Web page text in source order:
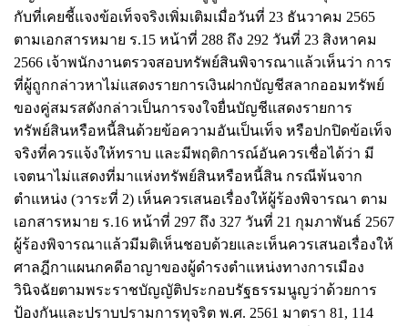
กับที่เคยชี้แจงข้อเท็จจริงเพิ่มเติมเมื่อวันที่ 23 ธันวาคม 2565
ตามเอกสารหมาย ร.15 หน้าที่ 288 ถึง 292 วันที่ 23 สิงหาคม
2566 เจ้าพนักงานตรวจสอบทรัพย์สินพิจารณาแล้วเห็นว่า การ
ที่ผู้ถูกกล่าวหาไม่แสดงรายการเงินฝากบัญชีสลากออมทรัพย์
ของคู่สมรสดังกล่าวเป็นการจงใจยื่นบัญชีแสดงรายการ
ทรัพย์สินหรือหนี้สินด้วยข้อความอันเป็นเท็จ หรือปกปิดข้อเท็จ
จริงที่ควรแจ้งให้ทราบ และมีพฤติการณ์อันควรเชื่อได้ว่า มี
เจตนาไม่แสดงที่มาแห่งทรัพย์สินหรือหนี้สิน กรณีพ้นจาก
ตำแหน่ง (วาระที่ 2) เห็นควรเสนอเรื่องให้ผู้ร้องพิจารณา ตาม
เอกสารหมาย ร.16 หน้าที่ 297 ถึง 327 วันที่ 21 กุมภาพันธ์ 2567
ผู้ร้องพิจารณาแล้วมีมติเห็นชอบด้วยและเห็นควรเสนอเรื่องให้
ศาลฎีกาแผนกคดีอาญาของผู้ดำรงตำแหน่งทางการเมือง
วินิจฉัยตามพระราชบัญญัติประกอบรัฐธรรมนูญว่าด้วยการ
ป้องกันและปราบปรามการทุจริต พ.ศ. 2561 มาตรา 81, 114